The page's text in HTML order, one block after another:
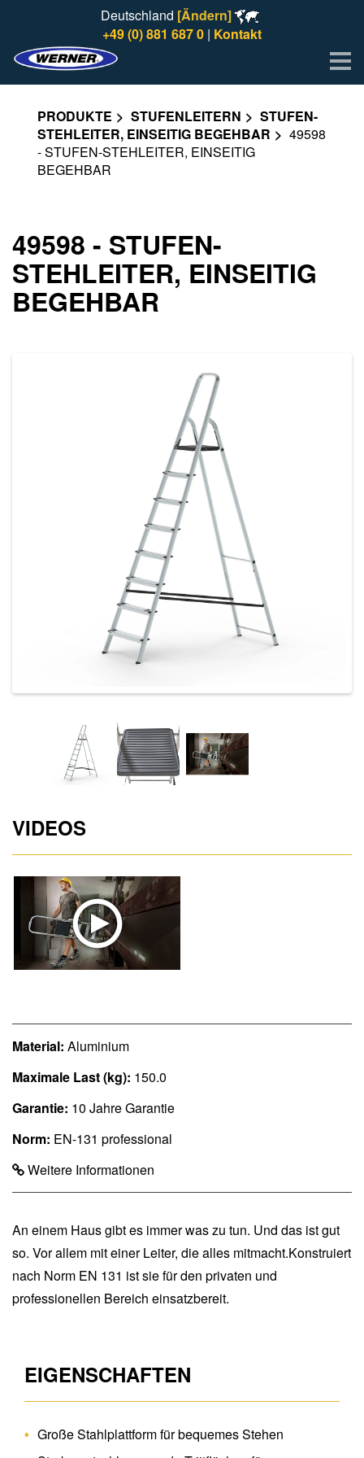
Deutschland [Ändern]
+49 (0) 881 687 0 | Kontakt
PRODUKTE STUFENLEITERN
STUFEN-
STEHLEITER, EINSEITIG BEGEHBAR
49598
- STUFEN-STEHLEITER, EINSEITIG
BEGEHBAR
49598 - STUFEN-
STEHLEITER, EINSEITIG
BEGEHBAR
VIDEOS
Material: Aluminium
Maximale Last (kg): 150.0
Garantie: 10 Jahre Garantie
Norm: EN-131 professional
Weitere Informationen
An einem Haus gibt es immer was zu tun. Und das ist gut
so. Vor allem mit einer Leiter, die alles mitmacht.Konstruiert
nach Norm EN 131 ist sie für den privaten und
professionellen Bereich einsatzbereit.
EIGENSCHAFTEN
Große Stahlplattform für bequemes Stehen